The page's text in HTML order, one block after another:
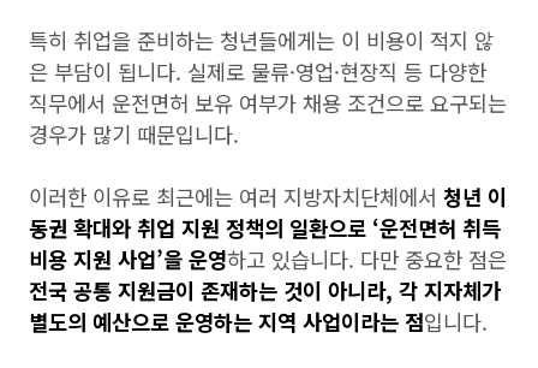
특히 취업을 준비하는 청년들에게는 이 비용이 적지 않
은 부담이 됩니다. 실제로 물류·영업·현장직 등 다양한
직무에서 운전면허 보유 여부가 채용 조건으로 요구되는
경우가 많기 때문입니다.
이러한 이유로 최근에는 여러 지방자치단체에서 청년 이
동권 확대와 취업 지원 정책의 일환으로 ‘운전면허 취득
비용 지원 사업’을 운영하고 있습니다. 다만 중요한 점은
전국 공통 지원금이 존재하는 것이 아니라, 각 지자체가
별도의 예산으로 운영하는 지역 사업이라는 점입니다.